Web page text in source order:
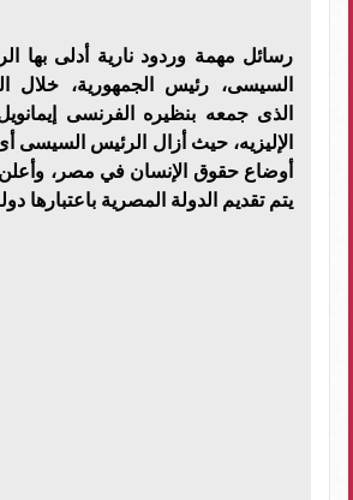
رسائل مهمة وردود نارية أدلى بها
السيسى، رئيس الجمهورية، خلال
الذى جمعه بنظيره الفرنسى
الإليزيه، حيث أزال الرئيس السيسى
أوضاع حقوق الإنسان في مصر،
يتم تقديم الدولة المصرية باعتبارها